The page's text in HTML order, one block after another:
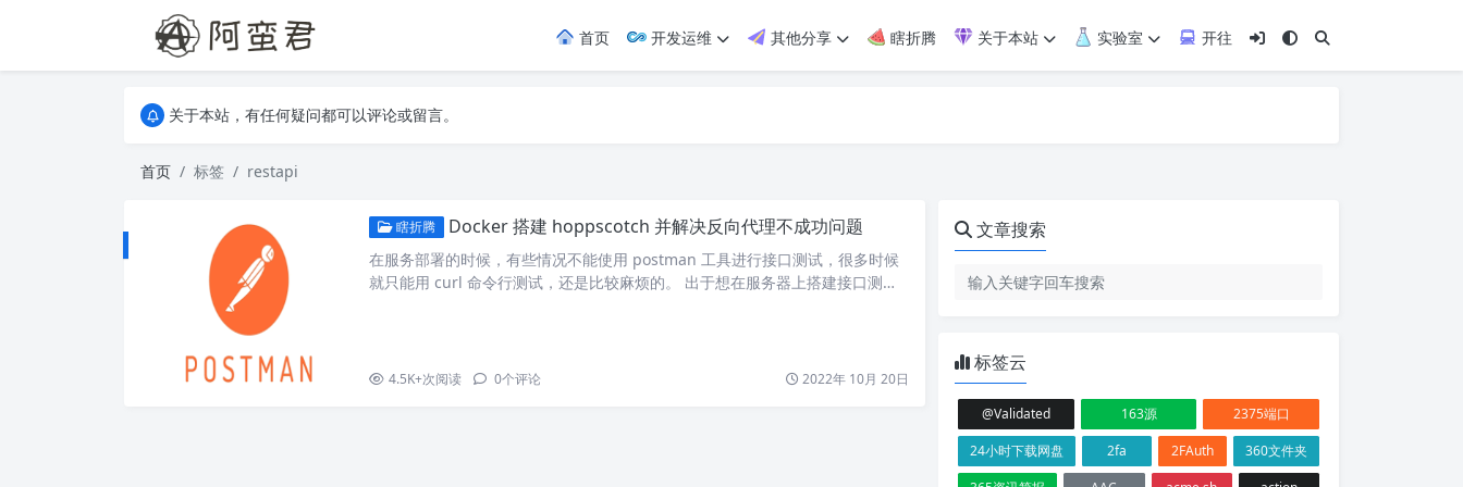
首页 开发运维 其他分享 瞎折腾 关于本站 实验室
开往
关于本站，有任何疑问都可以评论或留言。
关于本站，有任何疑问都可以评论或留言。
首页
标签 restapi
瞎折腾 Docker 搭建 hoppscotch 并解决反向代理不成功问题
在服务部署的时候，有些情况不能使用 postman 工具进行接口测试，很多时候
就只能用 curl 命令行测试，还是比较麻烦的。 出于想在服务器上搭建接口测试
4.5K+次阅读 0个评论 2022年 10月 20日
文章搜索
标签云
@Validated 163源
2375端口
24小时下载网盘
2fa 2FAuth
360文件夹